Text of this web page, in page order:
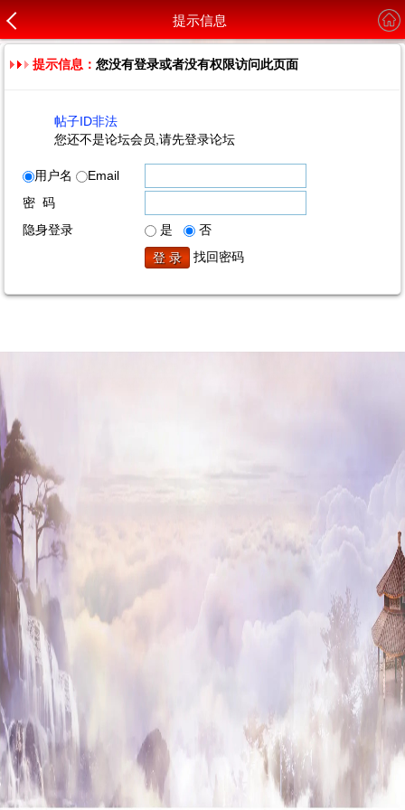
提示信息
提示信息：您没有登录或者没有权限访问此页面
帖子ID非法
您还不是论坛会员,请先登录论坛
用户名
Email
密 码
隐身登录
是
否
找回密码